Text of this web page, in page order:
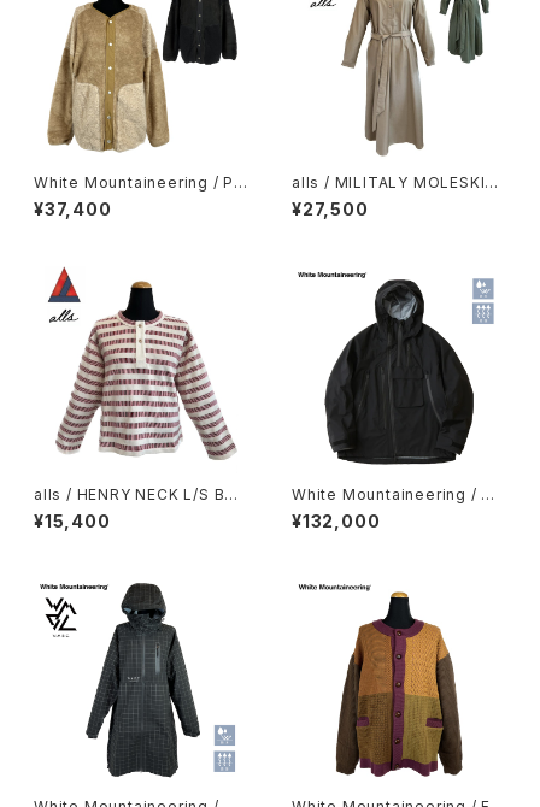
White Mountaineering / PA
TCHWORK FLEECE BLOUS
ON
¥37,400
alls / MILITALY MOLESKIN
DRESS
¥27,500
alls / HENRY NECK L/S BOR
DER
¥15,400
White Mountaineering / GO
RE-TEX 30D ASYMMETRY
JACKET
¥132,000